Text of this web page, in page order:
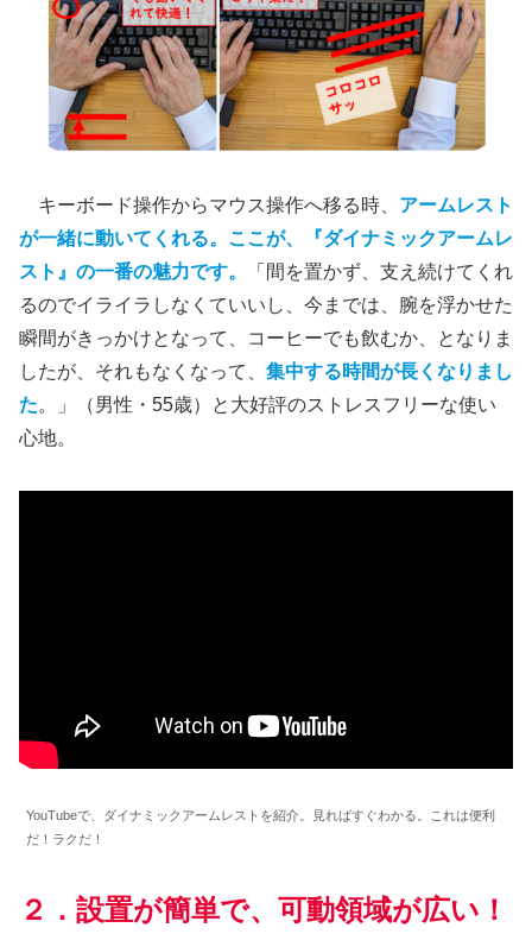
キーボード操作からマウス操作へ移る時、 アームレスト
が一緒に動いてくれる。ここが、『ダイナミックアームレ
スト』の一番の魅力です。
「間を置かず、支え続けてくれ
るのでイライラしなくていいし、今までは、腕を浮かせた
瞬間がきっかけとなって、コーヒーでも飲むか、となりま
したが、それもなくなって、 集中する時間が長くなりまし
た。」（男性・55歳）と大好評のストレスフリーな使い
心地。
YouTubeで、ダイナミックアームレストを紹介。見ればすぐわかる。これは便利
だ！ラクだ！
２．設置が簡単で、可動領域が広い！